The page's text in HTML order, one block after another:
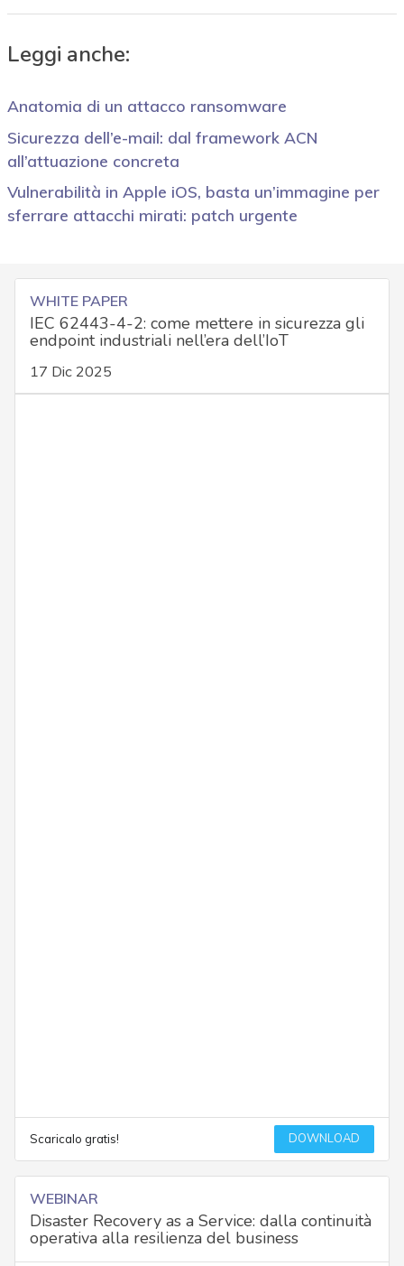
Leggi anche:
Anatomia di un attacco ransomware
Sicurezza dell’e-mail: dal framework ACN
all’attuazione concreta
Vulnerabilità in Apple iOS, basta un’immagine per
sferrare attacchi mirati: patch urgente
WHITE PAPER
IEC 62443-4-2: come mettere in sicurezza gli
endpoint industriali nell’era dell’IoT
17 Dic 2025
Scaricalo gratis! DOWNLOAD
WEBINAR
Disaster Recovery as a Service: dalla continuità
operativa alla resilienza del business